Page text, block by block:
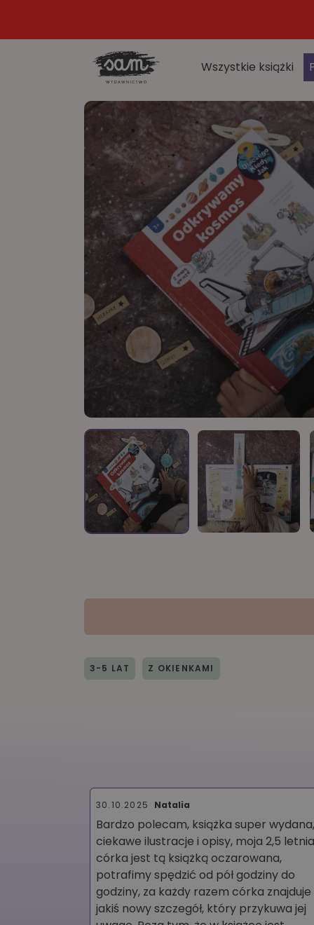
Wszystkie książki
3-5 LAT Z OKIENKAMI
30.10.2025 Natalia
Bardzo polecam, książka super wydana,
ciekawe ilustracje i opisy, moja 2,5 letnia
córka jest tą książką oczarowana,
potrafimy spędzić od pół godziny do
godziny, za każdy razem córka znajduje
jakiś nowy szczegół, który przykuwa jej